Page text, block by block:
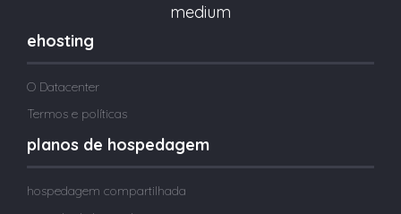
medium
ehosting
O Datacenter
Termos e políticas
planos de hospedagem
hospedagem compartilhada